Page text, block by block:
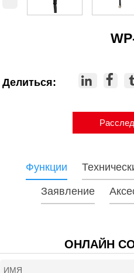
Делиться:  
Функции
Заявление
Модель
ОНЛАЙН